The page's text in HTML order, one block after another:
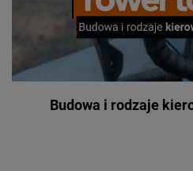
Budowa i rodzaje